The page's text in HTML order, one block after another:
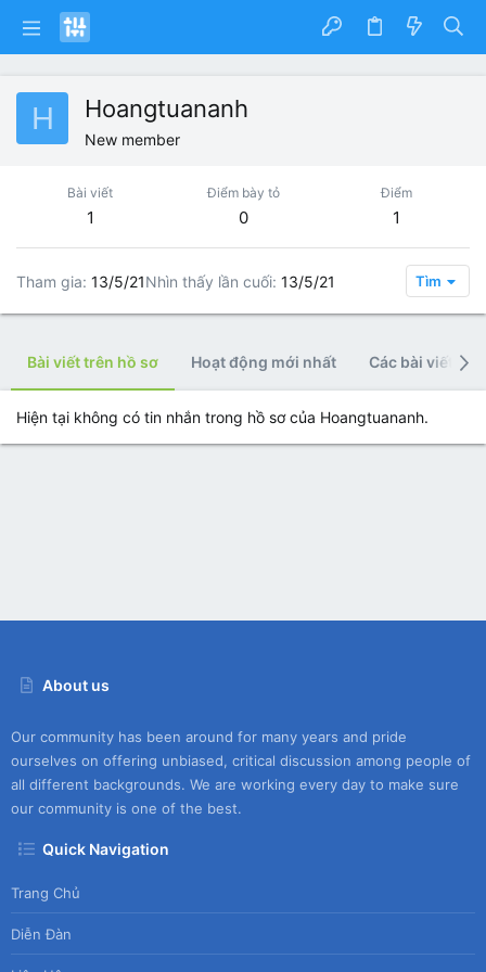
H Hoangtuananh
New member
Bài viết
1
Điểm bày tỏ
0
Điểm
1
Tham gia 13/5/21Nhìn thấy lần cuối 13/5/21 Tìm
Bài viết trên hồ sơ Hoạt động mới nhất Các bài viết
Hiện tại không có tin nhắn trong hồ sơ của Hoangtuananh.
About us
Our community has been around for many years and pride
ourselves on offering unbiased, critical discussion among people of
all different backgrounds. We are working every day to make sure
our community is one of the best.
Quick Navigation
Trang Chủ
Diễn Đàn